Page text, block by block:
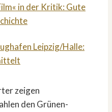
in der Kritik: Gute
Leipzig/Halle:
zeigen
den Grünen-